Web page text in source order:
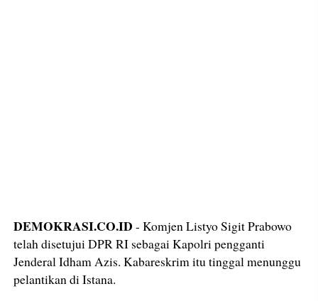
DEMOKRASI.CO.ID - Komjen Listyo Sigit Prabowo
telah disetujui DPR RI sebagai Kapolri pengganti
Jenderal Idham Azis. Kabareskrim itu tinggal menunggu
pelantikan di Istana.